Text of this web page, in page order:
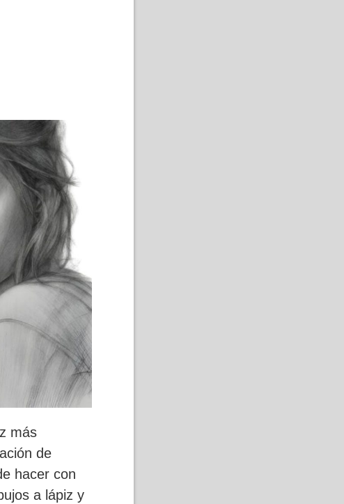
más
de
hacer con
a lápiz y